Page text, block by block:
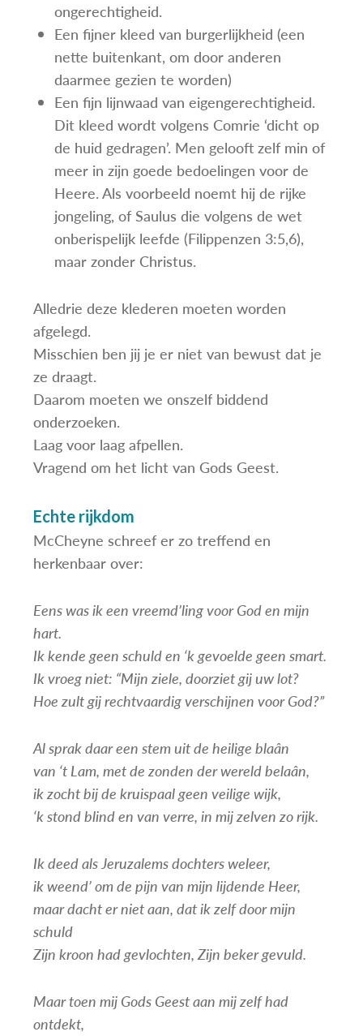
ongerechtigheid.
Een fijner kleed van burgerlijkheid (een
nette buitenkant, om door anderen
daarmee gezien te worden)
Een fijn lijnwaad van eigengerechtigheid.
Dit kleed wordt volgens Comrie ‘dicht op
de huid gedragen’. Men gelooft zelf min of
meer in zijn goede bedoelingen voor de
Heere. Als voorbeeld noemt hij de rijke
jongeling, of Saulus die volgens de wet
onberispelijk leefde (Filippenzen 3:5,6),
maar zonder Christus.
Alledrie deze klederen moeten worden
afgelegd.
Misschien ben jij je er niet van bewust dat je
ze draagt.
Daarom moeten we onszelf biddend
onderzoeken.
Laag voor laag afpellen.
Vragend om het licht van Gods Geest.
Echte rijkdom
McCheyne schreef er zo treffend en
herkenbaar over:
Eens was ik een vreemd’ling voor God en mijn
hart.
Ik kende geen schuld en ‘k gevoelde geen smart.
Ik vroeg niet: “Mijn ziele, doorziet gij uw lot?
Hoe zult gij rechtvaardig verschijnen voor God?”
Al sprak daar een stem uit de heilige blaân
van ‘t Lam, met de zonden der wereld belaân,
ik zocht bij de kruispaal geen veilige wijk,
‘k stond blind en van verre, in mij zelven zo rijk.
Ik deed als Jeruzalems dochters weleer,
ik weend’ om de pijn van mijn lijdende Heer,
maar dacht er niet aan, dat ik zelf door mijn
schuld
Zijn kroon had gevlochten, Zijn beker gevuld.
Maar toen mij Gods Geest aan mij zelf had
ontdekt,